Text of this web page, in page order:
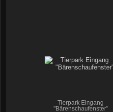
Tierpark Eingang
"Bärenschaufenster"